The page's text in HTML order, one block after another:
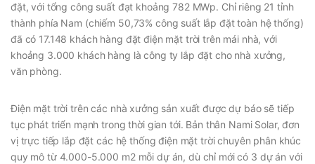
đặt, với tổng công suất đạt khoảng 782 MWp. Chỉ riêng 21 tỉnh
thành phía Nam (chiếm 50,73% công suất lắp đặt toàn hệ thống)
đã có 17.148 khách hàng đặt điện mặt trời trên mái nhà, với
khoảng 3.000 khách hàng là công ty lắp đặt cho nhà xưởng,
văn phòng.
Điện mặt trời trên các nhà xưởng sản xuất được dự báo sẽ tiếp
tục phát triển mạnh trong thời gian tới. Bản thân Nami Solar, đơn
vị trực tiếp lắp đặt các hệ thống điện mặt trời chuyên phân khúc
quy mô từ 4.000-5.000 m2 mỗi dự án, dù chỉ mới có 3 dự án với